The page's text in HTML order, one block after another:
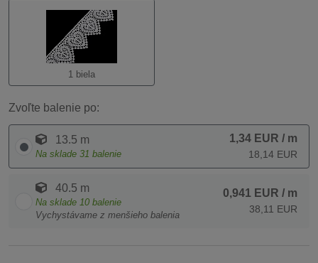
1 biela
Zvoľte balenie po:
13.5 m
Na sklade 31 balenie
1,34 EUR / m
18,14 EUR
40.5 m
Na sklade 10 balenie
Vychystávame z menšieho balenia
0,941 EUR / m
38,11 EUR